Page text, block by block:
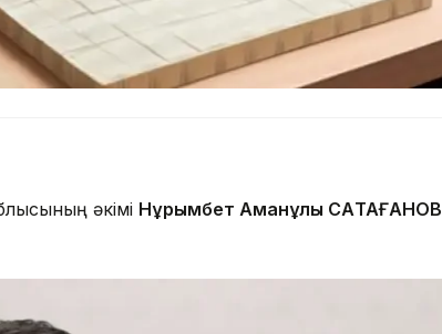
әкімі Нұрымбет Аманұлы САҚТАҒАНОВ